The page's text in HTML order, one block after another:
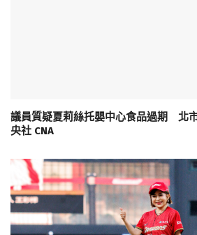
議員質疑夏莉絲托嬰中心食品過期 北
央社 CNA